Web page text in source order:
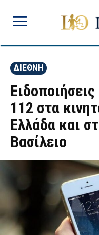
ΔΙΕΘΝΗ
112 στα
Ελλάδα και
Βασίλειο